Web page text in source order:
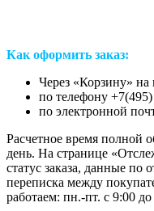
Как оформить заказ:
Через «Корзину» на
по телефону
по электронной
Расчетное время полной
день. На странице
статус заказа, данные по
переписка между
работаем: пн.-пт. с 9:00